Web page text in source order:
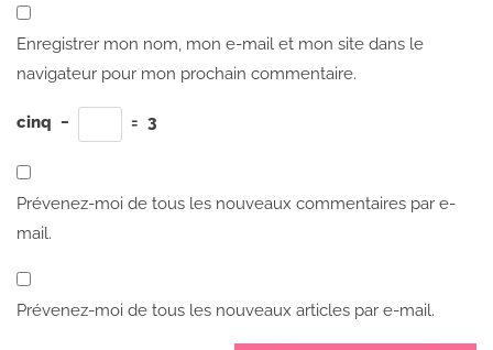
Enregistrer mon nom, mon e-mail et mon site dans le
navigateur pour mon prochain commentaire.
cinq − = 3
Prévenez-moi de tous les nouveaux commentaires par e-
mail.
Prévenez-moi de tous les nouveaux articles par e-mail.